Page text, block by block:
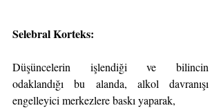
Selebral Korteks:
Düşüncelerin işlendiği ve bilincin
odaklandığı bu alanda, alkol davranışı
engelleyici merkezlere baskı yaparak,